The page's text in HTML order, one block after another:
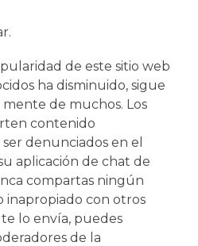
de este sitio web
ha disminuido, sigue
de muchos. Los
contenido
denunciados en el
aplicación de chat de
compartas ningún
con otros
lo envía, puedes
de la